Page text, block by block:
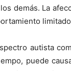
demás. La
autista
puede